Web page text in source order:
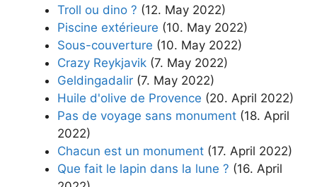
Troll ou dino ? (12. May 2022)
Piscine extérieure (10. May 2022)
Sous-couverture (10. May 2022)
Crazy Reykjavik (7. May 2022)
Geldingadalir (7. May 2022)
Huile d'olive de Provence (20. April 2022)
Pas de voyage sans monument (18. April
2022)
Chacun est un monument (17. April 2022)
Que fait le lapin dans la lune ? (16. April